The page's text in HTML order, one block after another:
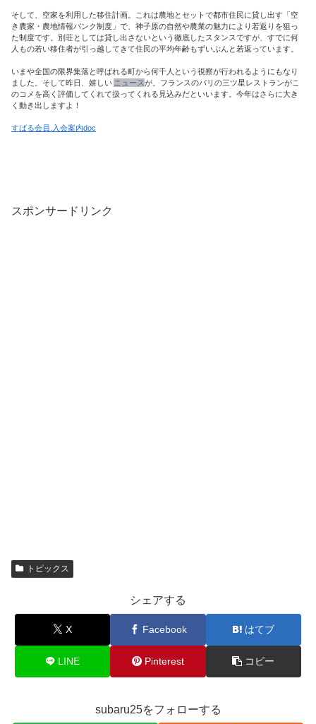
そして、空家を利用した移住計画。これは農地とセットで都市住民に貸し出す「空
き農家・農地情報バンク制度」で、神子原の自然や農業の魅力により若返りを狙っ
た制度です。別荘としては貸し出さないという徹底したスタンスですが、すでに何
人もの若い移住者が引っ越してきて住民の平均年齢もずいぶんと若返っています。
いまや全国の限界集落と呼ばれる町から何千人という視察が行われるようにもなり
ました。そして昨日、嬉しい ニュースが。フランスのパリの三ツ星レストランがこ
のコメを高く評価してくれて扱ってくれる見込みだといいます。今年はさらに大き
く動き出しますよ！
すばる会員.入会案内doc
スポンサードリンク
トピックス
シェアする
X Facebook はてブ
LINE Pinterest コピー
subaru25をフォローする